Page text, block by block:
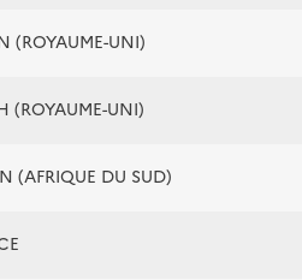
(ROYAUME-UNI)
(ROYAUME-UNI)
(AFRIQUE DU SUD)